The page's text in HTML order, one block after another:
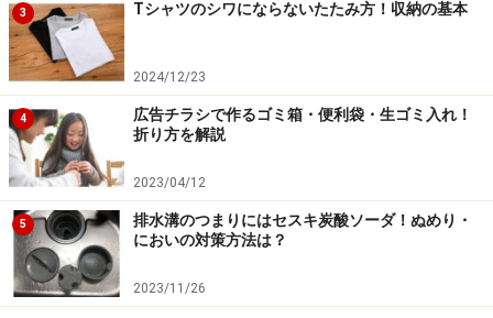
ん。これだけの機能がありながら値段も比較的お手ごろ
なので、最初の1本として買うのにおすすめです。た
だ、保温、保冷機能はないのでその点にこだわる方は、
専用のグッズをさらに買い足すか、保温、保冷機能つき
の魔法瓶などを選ぶのが得策です。
使いやすい魔法瓶ならサーモス
3 Tシャツのシワにならないたたみ方！収納の基本
2024/12/23
4
広告チラシで作るゴミ箱・便利袋・生ゴミ入れ！
折り方を解説
2023/04/12
5
排水溝のつまりにはセスキ炭酸ソーダ！ぬめり・
においの対策方法は？
2023/11/26